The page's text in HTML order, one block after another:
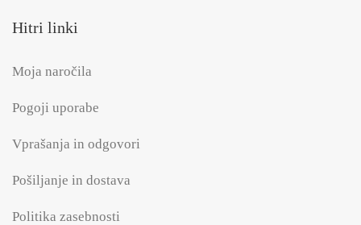
Hitri linki
Moja naročila
Pogoji uporabe
Vprašanja in odgovori
Pošiljanje in dostava
Politika zasebnosti